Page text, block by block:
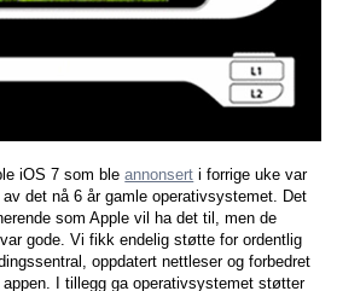
iOS 7 som bleannonsert i forrige uke var
det nå 6 år gamle operativsystemet. Det
som Apple vil ha det til, men de
gode. Vi fikk endelig støtte for ordentlig
oppdatert nettleser og forbedret
I tillegg ga operativsystemet støtter